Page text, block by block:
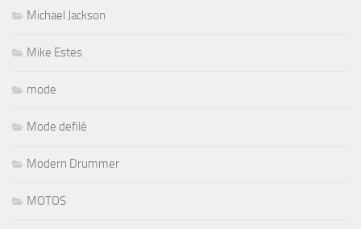
Michael Jackson
Mike Estes
mode
Mode defilé
Modern Drummer
MOTOS